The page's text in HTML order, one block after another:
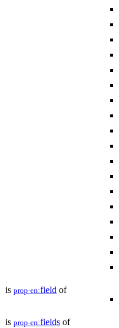
is prop-en:field of
is prop-en:fields of